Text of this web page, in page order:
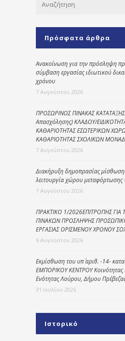
Πρόσφατα άρθρα
Ανακοίνωση για την πρόσληψη
σύμβαση εργασίας ιδιωτικού
χρόνου
7 Αυγούστου 2026
ΠΡΟΣΩΡΙΝΟΣ ΠΙΝΑΚΑΣ ΚΑΤΑΤΑΞΗΣ
Απασχόλησης) ΚΛΑΔΟΥ/
ΚΑΘΑΡΙΟΤΗΤΑΣ ΕΣΩΤΕΡΙΚΩΝ
ΚΑΘΑΡΙΟΤΗΤΑΣ ΣΧΟΛΙΚΩΝ
7 Αυγούστου 2026
Διακήρυξη δημοπρασίας
λειτουργία χώρου μεταφόρτωσης
7 Αυγούστου 2026
ΠΡΑΚΤΙΚΟ 1/2026ΕΠΙΤΡΟΠΗΣ ΓΙΑ
ΠΙΝΑΚΩΝ ΠΡΟΣΛΗΨΗΣ
ΕΡΓΑΣΙΑΣ ΟΡΙΣΜΕΝΟΥ ΧΡΟΝΟΥ
6 Αυγούστου 2026
Εκμίσθωση του υπ΄ αριθ. -14-
ΕΜΠΟΡΙΚΟΥ ΚΕΝΤΡΟΥ
Ενότητας Λούρου, Δήμου
31 Ιουλίου 2026
Ιστορικό